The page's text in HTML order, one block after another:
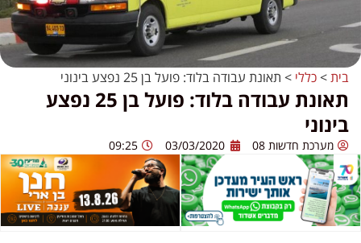
בית>כללי > תאונת עבודה בלוד: פועל בן 25 נפצע בינוני
תאונת עבודה בלוד: פועל בן 25 נפצע
בינוני
מערכת חדשות 08 03/03/2020
09:25